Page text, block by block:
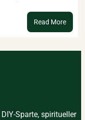
Read More:
Sparte, spiritueller